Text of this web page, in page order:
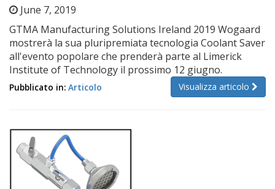
June 7, 2019
GTMA Manufacturing Solutions Ireland 2019 Wogaard
mostrerà la sua pluripremiata tecnologia Coolant Saver
all'evento popolare che prenderà parte al Limerick
Institute of Technology il prossimo 12 giugno.
Visualizza articolo
Pubblicato in: Articolo